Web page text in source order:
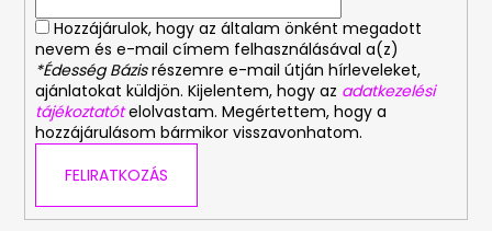
Hozzájárulok, hogy az általam önként megadott
nevem és e-mail címem felhasználásával a(z)
*Édesség Bázisrészemre e-mail útján hírleveleket,
ajánlatokat küldjön. Kijelentem, hogy az adatkezelési
tájékoztatót elolvastam. Megértettem, hogy a
hozzájárulásom bármikor visszavonhatom.
FELIRATKOZÁS